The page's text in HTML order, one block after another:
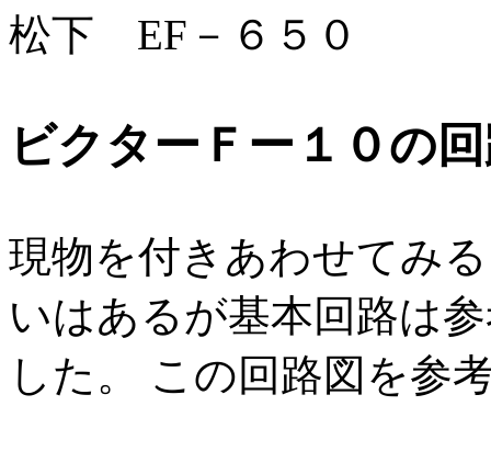
松下 EF－６５０
ビクターＦー１０の
現物を付きあわせてみ
いはあるが基本回路は
した。 この回路図を